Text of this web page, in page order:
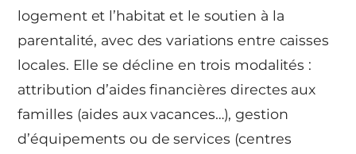
logement et l’habitat et le soutien à la
parentalité, avec des variations entre caisses
locales. Elle se décline en trois modalités :
attribution d’aides financières directes aux
familles (aides aux vacances…), gestion
d’équipements ou de services (centres